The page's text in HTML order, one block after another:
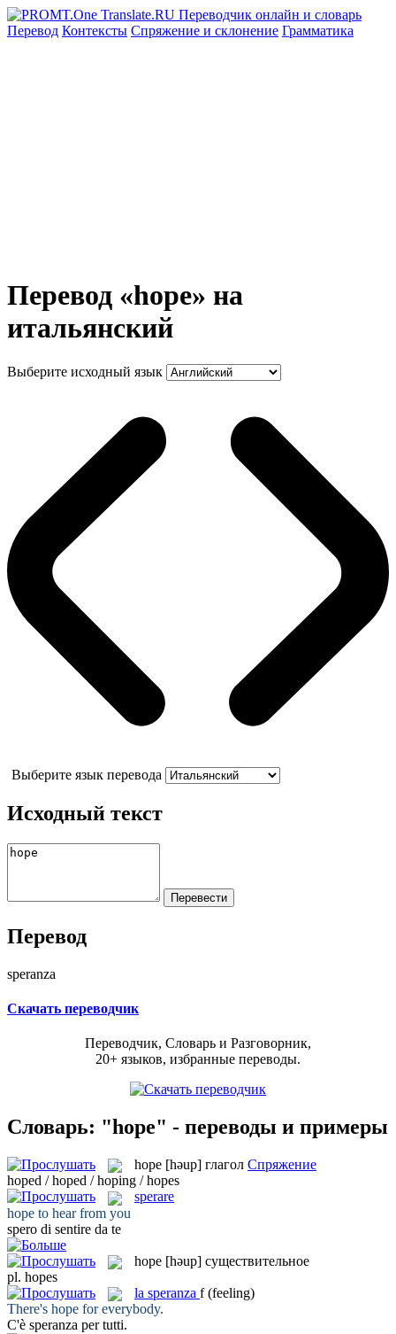
Перевод Контексты Спряжение и склонение Грамматика
Перевод «hope» на
итальянский
Выберите исходный язык
Выберите язык перевода
Исходный текст
Перевод
speranza
Скачать переводчик
Переводчик, Словарь и Разговорник,
20+ языков, избранные переводы.
Словарь: "hope" - переводы и примеры
hope [həup] глагол Спряжение
hoped / hoped / hoping / hopes
sperare
hope to hear from you
spero di sentire da te
hope [həup] существительное
pl. hopes
la speranza f (feeling)
There's hope for everybody.
C'è speranza per tutti.